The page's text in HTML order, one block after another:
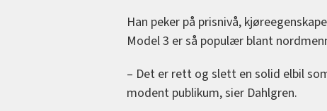
Han peker på prisnivå,
Model 3 er så populær blant
– Det er rett og slett en solid elbil
modent publikum, sier Dahlgren.